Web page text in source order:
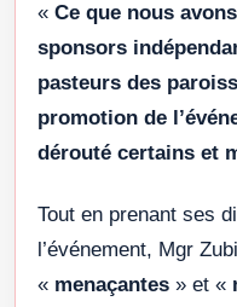
« Ce que nous
sponsors
pasteurs des
promotion de
dérouté certains et
Tout en prenant ses
l’événement, Mgr
« menaçantes » et «